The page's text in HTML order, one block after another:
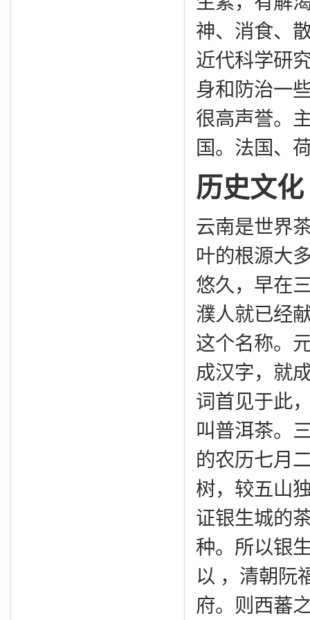
神、消食、
近代科学研
身和防治一
很高声誉。
国。法国、
历史文化
云南是世界
叶的根源大
悠久，早在
濮人就已经
这个名称。
成汉字，就
词首见于此
叫普洱茶。
的农历七月
树，较五山
证银生城的
种。所以银
以 ，清朝阮
府。则西蕃